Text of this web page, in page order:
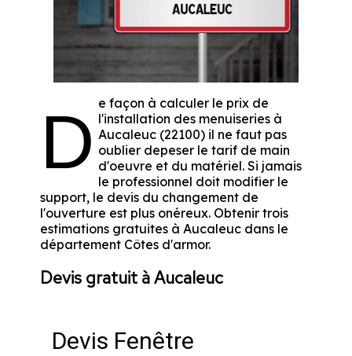
D e façon à calculer le prix de
l'installation des menuiseries à
Aucaleuc (22100) il ne faut pas
oublier depeser le tarif de main
d'oeuvre et du matériel. Si jamais
le professionnel doit modifier le
support, le devis du changement de
l'ouverture est plus onéreux. Obtenir trois
estimations gratuites à Aucaleuc dans le
département Côtes d'armor.
Devis gratuit à Aucaleuc
Devis Fenêtre